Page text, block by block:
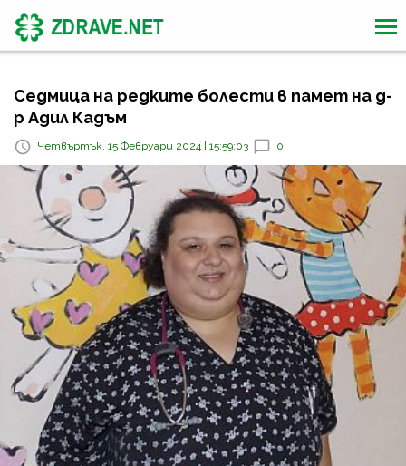
Седмица на редките болести в памет на д-
р Адил Кадъм
Четвъртък, 15 Февруари 2024 | 15:59:03 0